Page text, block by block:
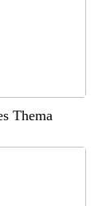
Thema